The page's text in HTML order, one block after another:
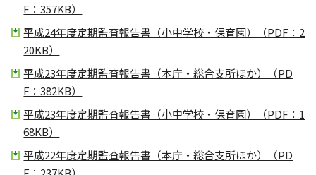
F：357KB）
平成24年度定期監査報告書（小中学校・保育園）（PDF：2
20KB）
平成23年度定期監査報告書（本庁・総合支所ほか）（PD
F：382KB）
平成23年度定期監査報告書（小中学校・保育園）（PDF：1
68KB）
平成22年度定期監査報告書（本庁・総合支所ほか）（PD